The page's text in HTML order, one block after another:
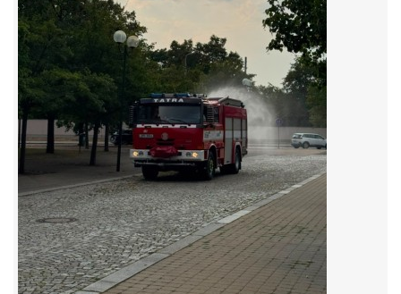
© 2026 eStránky.cz |RSS Aktualizováno: 4. 8. 2026
Nahoru ↑